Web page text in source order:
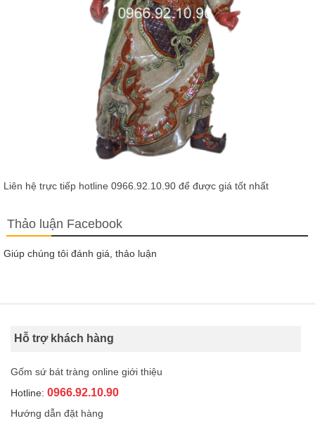
Liên hệ trực tiếp hotline 0966.92.10.90 để được giá tốt nhất
Thảo luận Facebook
Giúp chúng tôi đánh giá, thảo luận
Hỗ trợ khách hàng
Gốm sứ bát tràng online giới thiệu
Hotline: 0966.92.10.90
Hướng dẫn đặt hàng